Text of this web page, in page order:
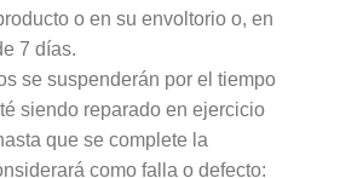
o en su envoltorio o, en
7 días.
se suspenderán por el tiempo
siendo reparado en ejercicio
que se complete la
como falla o defecto: